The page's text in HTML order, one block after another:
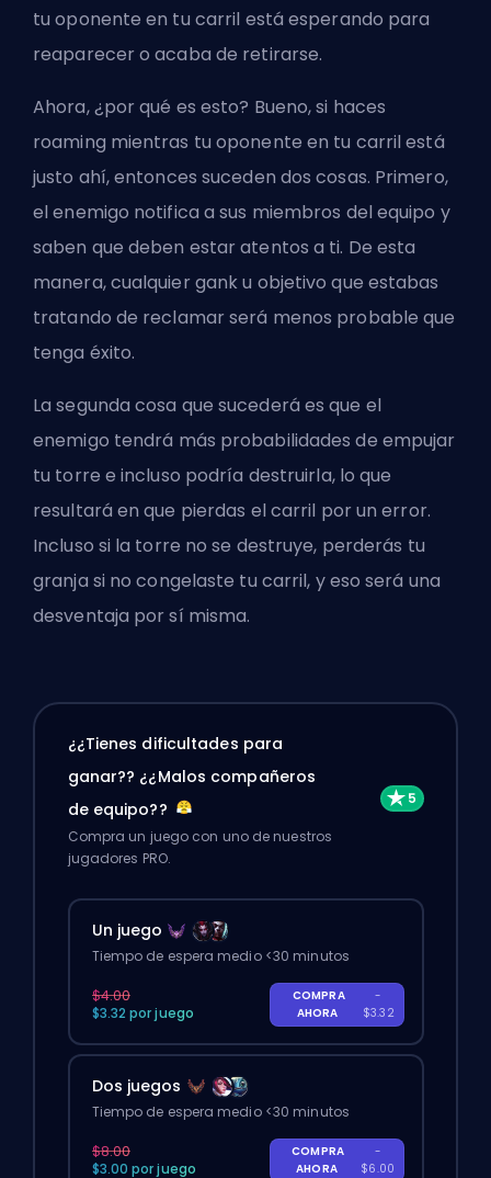
tu oponente en tu carril está esperando para
reaparecer o acaba de retirarse.
Ahora, ¿por qué es esto? Bueno, si haces
roaming mientras tu oponente en tu carril está
justo ahí, entonces suceden dos cosas. Primero,
el enemigo notifica a sus miembros del equipo y
saben que deben estar atentos a ti. De esta
manera, cualquier ganku objetivo que estabas
tratando de reclamar será menos probable que
tenga éxito.
La segunda cosa que sucederá es que el
enemigo tendrá más probabilidades de empujar
tu torre e incluso podría destruirla, lo que
resultará en que pierdas el carril por un error.
Incluso si la torre no se destruye, perderás tu
granja si nocongelaste tu carril, y eso será una
desventaja por sí misma.
¿¿Tienes dificultades para
ganar?? ¿¿Malos compañeros
de equipo??
Compra un juego con uno de nuestros
jugadores PRO.
Un juego
Tiempo de espera medio <30 minutos
$4.00
$3.32 por juego
COMPRA
AHORA
-
$3.32
Dos juegos
Tiempo de espera medio <30 minutos
$8.00
$3.00 por juego
COMPRA
AHORA
-
$6.00